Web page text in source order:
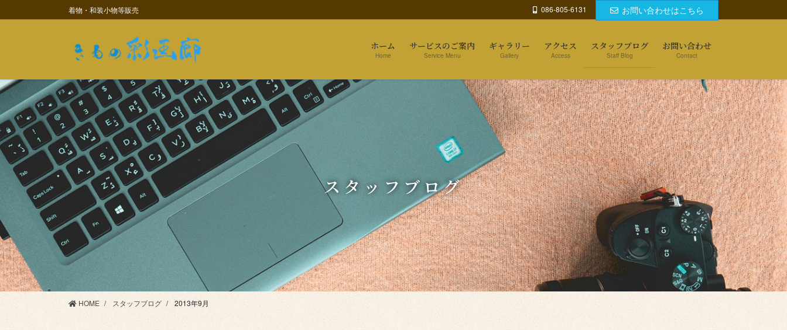
ン
に
移
ビ
ョ
ン
移
動
着物・和装小物等販売 086-805-6131 お問い合わせはこちら
ホーム
Home
サービスのご案内
Service Menu
ギャラリー
Gallery
アクセス
Access
スタッフブログ
Staff Blog
お問い合わせ
Contact
スタッフブログ
HOME スタッフブログ 2013年9月